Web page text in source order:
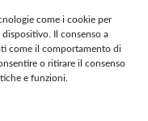
come i cookie per
Il consenso a
come il comportamento di
o ritirare il consenso
e funzioni.